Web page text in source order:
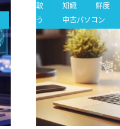
較
知識 鮮度
う
中古パソコン